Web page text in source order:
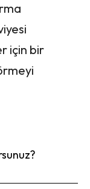
için bir